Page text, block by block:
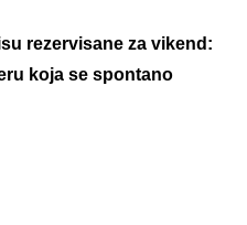
rezervisane za vikend:
koja se spontano